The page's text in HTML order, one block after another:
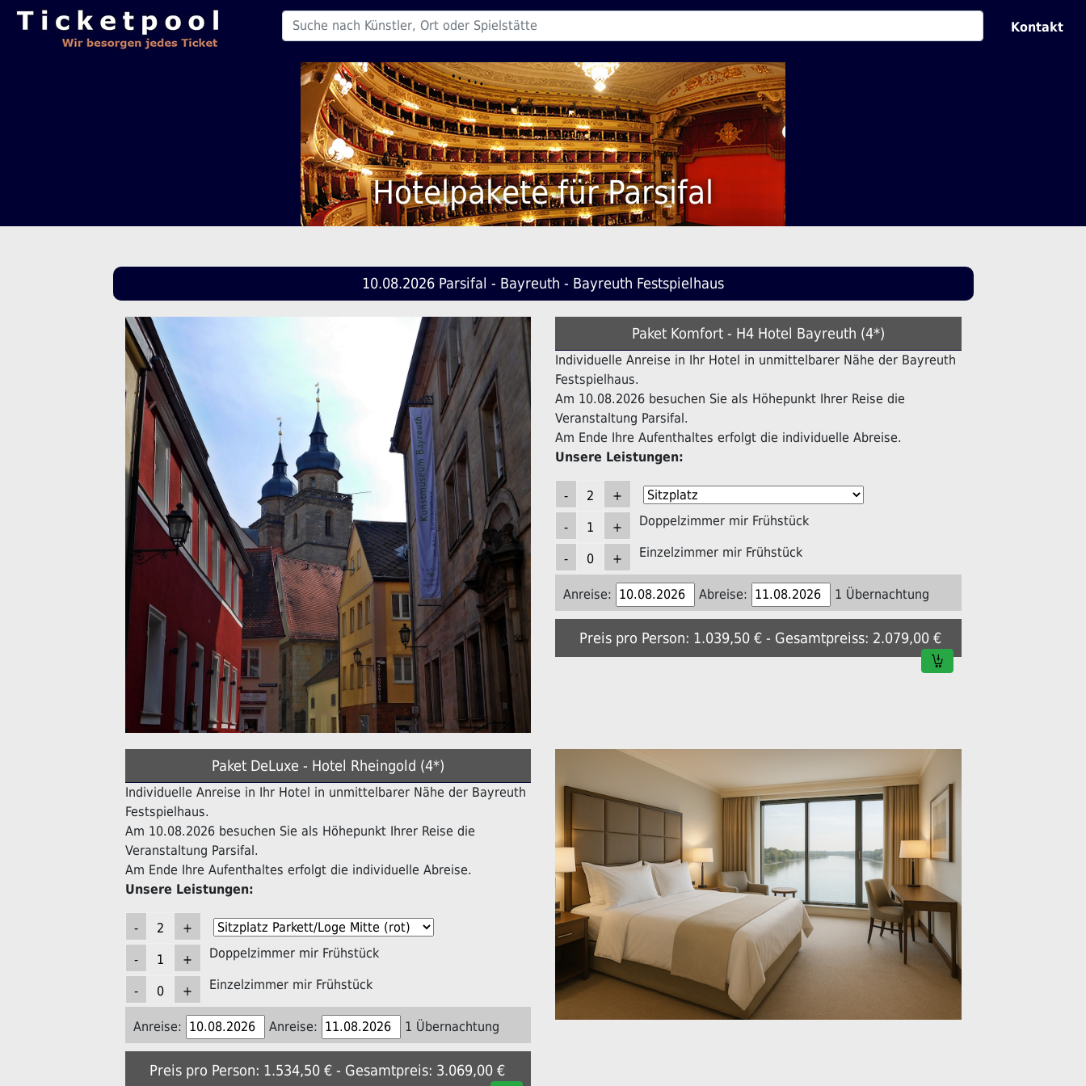
Kontakt
Hotelpakete für Parsifal
10.08.2026 Parsifal - Bayreuth - Bayreuth Festspielhaus
Paket Komfort - H4 Hotel Bayreuth (4*)
Individuelle Anreise in Ihr Hotel in unmittelbarer Nähe der Bayreuth
Festspielhaus.
Am 10.08.2026 besuchen Sie als Höhepunkt Ihrer Reise die
Veranstaltung Parsifal.
Am Ende Ihre Aufenthaltes erfolgt die individuelle Abreise.
Unsere Leistungen:
Doppelzimmer mir Frühstück
Einzelzimmer mir Frühstück
Anreise: Abreise: 1 Übernachtung
Preis pro Person: 1.039,50 € - Gesamtpreiss: 2.079,00 €
Paket DeLuxe - Hotel Rheingold (4*)
Individuelle Anreise in Ihr Hotel in unmittelbarer Nähe der Bayreuth
Festspielhaus.
Am 10.08.2026 besuchen Sie als Höhepunkt Ihrer Reise die
Veranstaltung Parsifal.
Am Ende Ihre Aufenthaltes erfolgt die individuelle Abreise.
Unsere Leistungen:
Doppelzimmer mir Frühstück
Einzelzimmer mir Frühstück
Anreise: Anreise: 1 Übernachtung
Preis pro Person: 1.534,50 € - Gesamtpreis: 3.069,00 €